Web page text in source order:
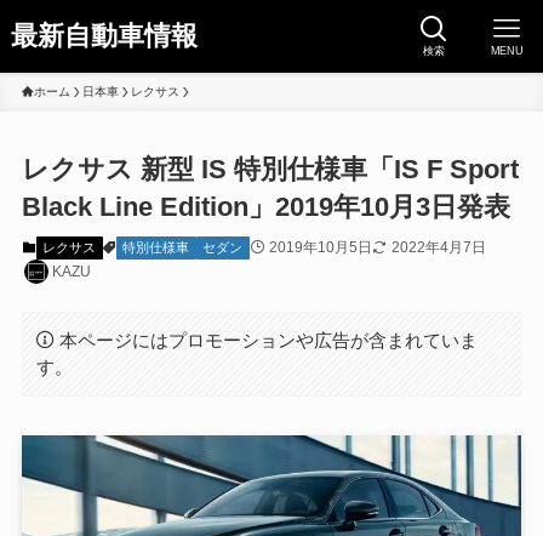
最新自動車情報 検索 MENU
ホーム 日本車 レクサス
レクサス 新型 IS 特別仕様車「IS F Sport
Black Line Edition」2019年10月3日発表
レクサス 特別仕様車 セダン 2019年10月5日
2022年4月7日
KAZU
本ページにはプロモーションや広告が含まれていま
す。